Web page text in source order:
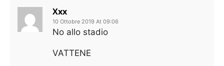
Xxx
10 Ottobre 2019 At 09:06
No allo stadio
VATTENE